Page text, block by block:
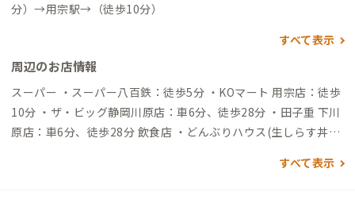
分）→用宗駅→（徒歩10分）
すべて表示
周辺のお店情報
スーパー ・スーパー八百鉄：徒歩5分 ・KOマート 用宗店：徒歩
10分 ・ザ・ビッグ静岡川原店：車6分、徒歩28分 ・田子重 下川
原店：車6分、徒歩28分 飲食店 ・どんぶりハウス(生しらす丼)
丈太郎：徒歩3分 ・West Coast Brewing(クラフトビール醸造
すべて表示